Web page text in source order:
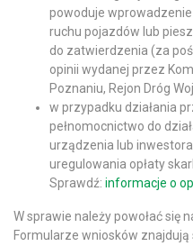
powoduje
ruchu pojazdów lub
do zatwierdzenia (za
opinii wydanej przez
Poznaniu, Rejon Dróg
w przypadku działania
pełnomocnictwo do
urządzenia lub
uregulowania opłaty
Sprawdź: informacje o
W sprawie należy powołać się
Formularze wniosków znajdują